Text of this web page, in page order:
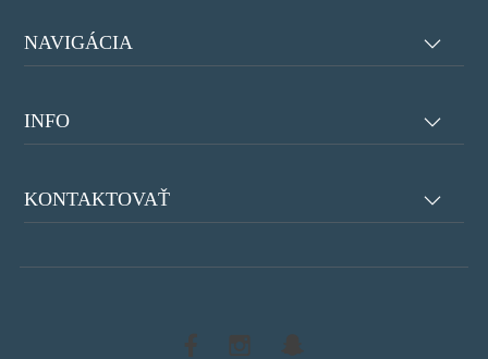
NAVIGÁCIA
INFO
KONTAKTOVAŤ